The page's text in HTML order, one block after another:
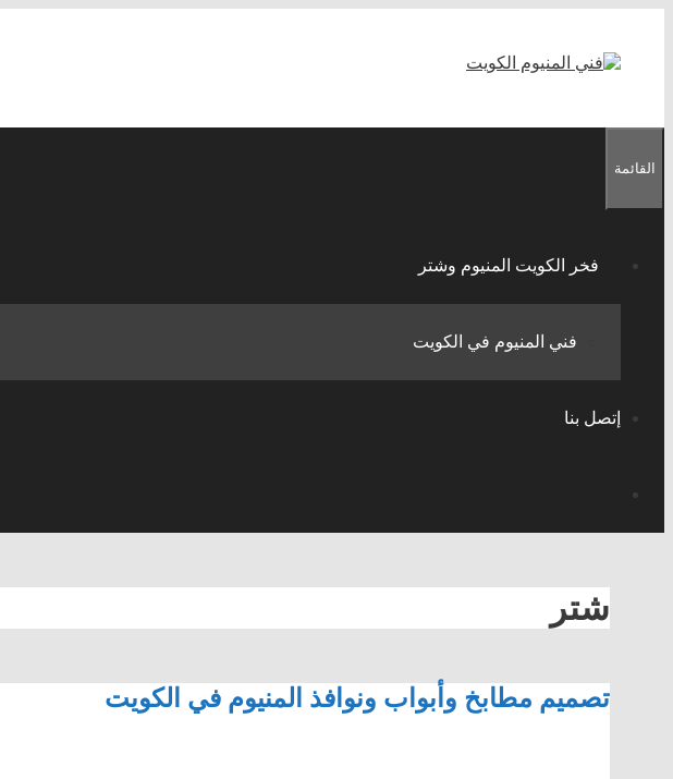
المحتوى
القائمة
فخر الكويت المنيوم وشتر
فني المنيوم في الكويت
إتصل بنا
شتر
تصميم مطابخ وأبواب ونوافذ المنيوم في الكويت